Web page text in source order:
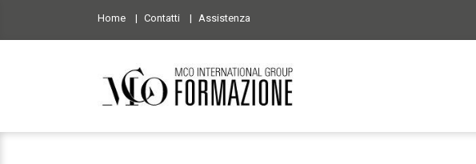
Home Contatti Assistenza